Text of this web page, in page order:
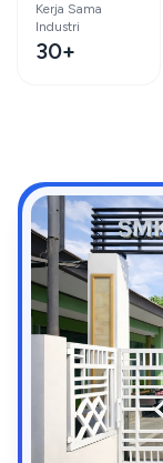
Kerja Sama
Industri
30+